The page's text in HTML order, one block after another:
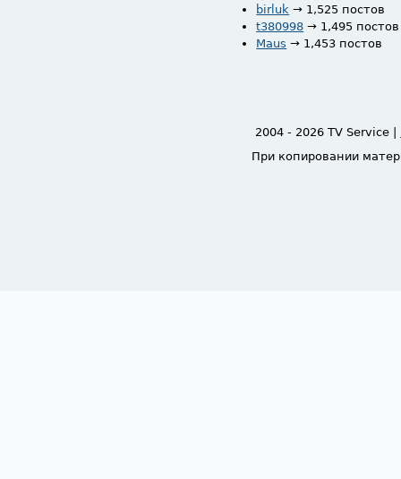
birluk → 1,525 постов
t380998 → 1,495 постов
Maus → 1,453 постов
2004 - 2026 TV Service |
При копировании